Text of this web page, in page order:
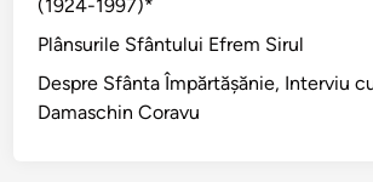
(1924-1997)*
Plânsurile Sfântului Efrem Sirul
Despre Sfânta Împărtăşănie, Interviu
Damaschin Coravu